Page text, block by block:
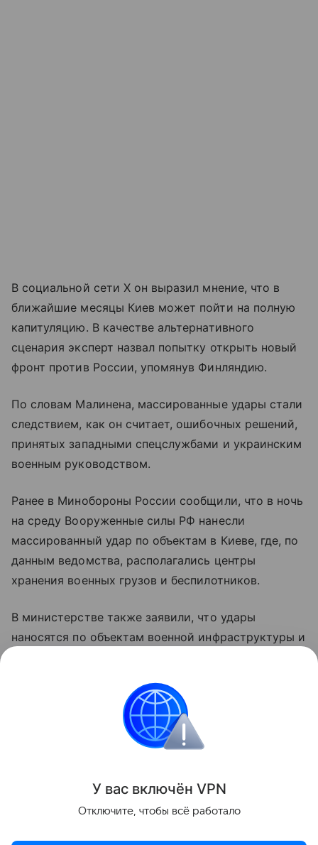
В социальной сети X он выразил мнение, что в
ближайшие месяцы Киев может пойти на полную
капитуляцию. В качестве альтернативного
сценария эксперт назвал попытку открыть новый
фронт против России, упомянув Финляндию.
По словам Малинена, массированные удары стали
следствием, как он считает, ошибочных решений,
принятых западными спецслужбами и украинским
военным руководством.
Ранее в Минобороны России сообщили, что в ночь
на среду Вооруженные силы РФ нанесли
массированный удар по объектам в Киеве, где, по
данным ведомства, располагались центры
хранения военных грузов и беспилотников.
В министерстве также заявили, что удары
наносятся по объектам военной инфраструктуры и
оружия и беспилотных летательных аппаратов.
Финляндия Россия
Поделиться
У вас включён VPN
Отключите, чтобы всё работало